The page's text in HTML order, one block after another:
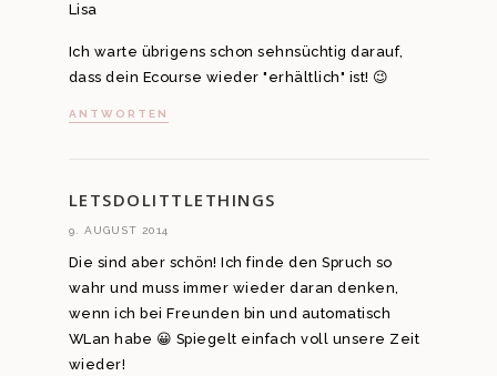
Lisa
Ich warte übrigens schon sehnsüchtig darauf,
dass dein Ecourse wieder "erhältlich" ist! 😉
ANTWORTEN
LETSDOLITTLETHINGS
9. AUGUST 2014
Die sind aber schön! Ich finde den Spruch so
wahr und muss immer wieder daran denken,
wenn ich bei Freunden bin und automatisch
WLan habe 😀 Spiegelt einfach voll unsere Zeit
wieder!